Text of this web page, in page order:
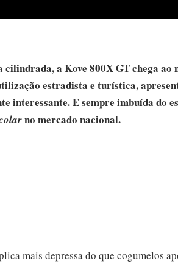
a Kove 800X GT chega ao
estradista e turística,
interessante. E sempre imbuída do
no mercado nacional.
mais depressa do que cogumelos